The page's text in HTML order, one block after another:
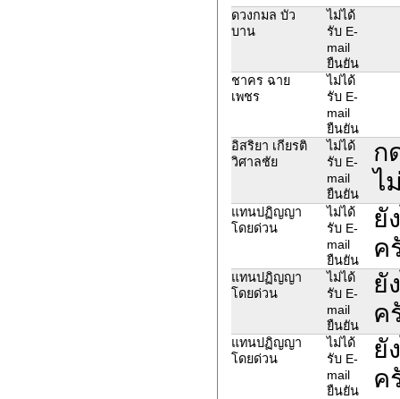
ดวงกมล บัว
บาน
ไม่ได้
รับ E-
mail
ยืนยัน
ชาคร ฉาย
เพชร
ไม่ได้
รับ E-
mail
ยืนยัน
อิสริยา เกียรติ
วิศาลชัย
ไม่ได้
รับ E-
mail
ยืนยัน
ก
ไ
แทนปฏิญญา
โดยด่วน
ไม่ได้
รับ E-
mail
ยืนยัน
ยั
ค
แทนปฏิญญา
โดยด่วน
ไม่ได้
รับ E-
mail
ยืนยัน
ยั
ค
แทนปฏิญญา
โดยด่วน
ไม่ได้
รับ E-
mail
ยืนยัน
ยั
ค